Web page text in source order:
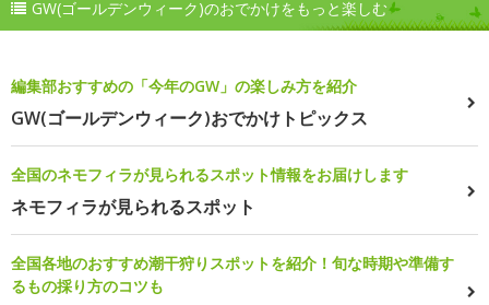
GW(ゴールデンウィーク)のおでかけをもっと楽しむ
編集部おすすめの「今年のGW」の楽しみ方を紹介
GW(ゴールデンウィーク)おでかけトピックス
全国のネモフィラが見られるスポット情報をお届けします
ネモフィラが見られるスポット
全国各地のおすすめ潮干狩りスポットを紹介！旬な時期や準備す
るもの採り方のコツも